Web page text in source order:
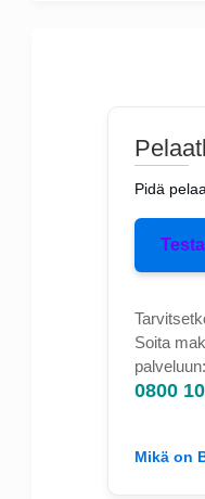
Pidä
Soita
palveluun:
0800
Mikä on